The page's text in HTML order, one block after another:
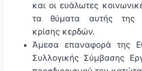
και οι ευάλωτες
τα θύματα αυτής της
κρίσης κερδών.
Άμεσα επαναφορά της
Συλλογικής Σύμβασης